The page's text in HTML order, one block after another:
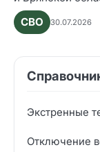
СВО
30.07.2026
Экстренные
Отключение